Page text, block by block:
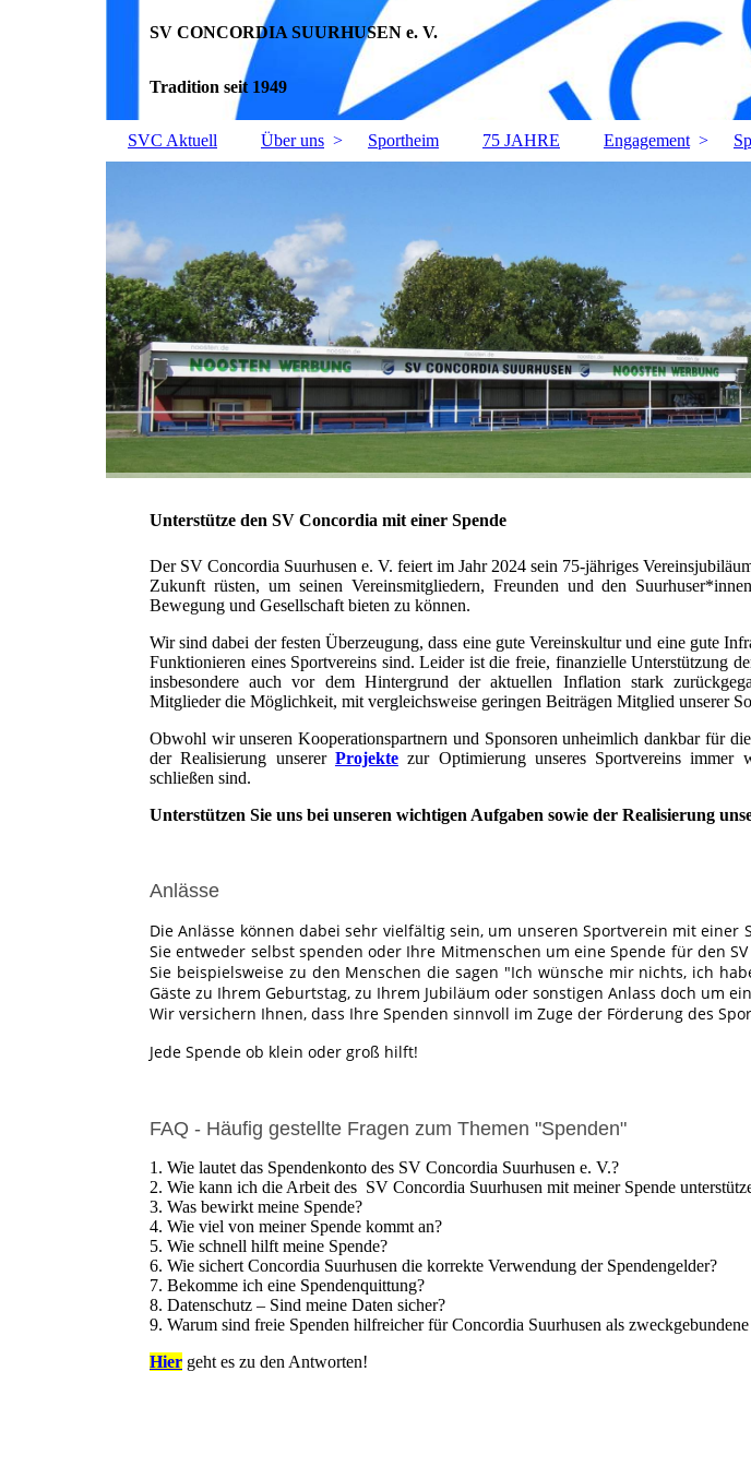
SV CONCORDIA SUURHUSEN e. V.
Tradition seit 1949
SVC Aktuell Über uns Sportheim 75 JAHRE Engagement
Unterstütze den SV Concordia mit einer Spende
Der SV Concordia Suurhusen e. V. feiert im Jahr 2024 sein 75-jähriges
Zukunft rüsten, um seinen Vereinsmitgliedern, Freunden und den
Bewegung und Gesellschaft bieten zu können.
Wir sind dabei der festen Überzeugung, dass eine gute Vereinskultur und eine gute
Funktionieren eines Sportvereins sind. Leider ist die freie, finanzielle Unterstützung
insbesondere auch vor dem Hintergrund der aktuellen Inflation stark
Mitglieder die Möglichkeit, mit vergleichsweise geringen Beiträgen Mitglied unserer
Obwohl wir unseren Kooperationspartnern und Sponsoren unheimlich dankbar für
der Realisierung unserer Projektezur Optimierung unseres Sportvereins immer
schließen sind.
Unterstützen Sie uns bei unseren wichtigen Aufgaben sowie der Realisierung
Anlässe
Die Anlässe können dabei sehr vielfältig sein, um unseren Sportverein mit einer
Sie entweder selbst spenden oder Ihre Mitmenschen um eine Spende für den
Sie beispielsweise zu den Menschen die sagen "Ich wünsche mir nichts, ich
Gäste zu Ihrem Geburtstag, zu Ihrem Jubiläum oder sonstigen Anlass doch um
Wir versichern Ihnen, dass Ihre Spenden sinnvoll im Zuge der Förderung des
Jede Spende ob klein oder groß hilft!
FAQ - Häufig gestellte Fragen zum Themen "Spenden"
1. Wie lautet das Spendenkonto des SV Concordia Suurhusen e. V.?
2. Wie kann ich die Arbeit des SV Concordia Suurhusen mit meiner Spende
3. Was bewirkt meine Spende?
4. Wie viel von meiner Spende kommt an?
5. Wie schnell hilft meine Spende?
6. Wie sichert Concordia Suurhusen die korrekte Verwendung der Spendengelder?
7. Bekomme ich eine Spendenquittung?
8. Datenschutz – Sind meine Daten sicher?
9. Warum sind freie Spenden hilfreicher für Concordia Suurhusen als zweckgebundene
Hier geht es zu den Antworten!